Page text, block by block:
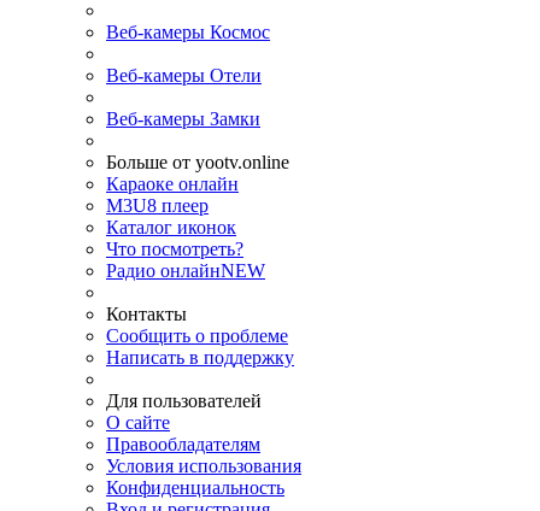
Веб-камеры Космос
Веб-камеры Отели
Веб-камеры Замки
Больше от yootv.online
Караоке онлайн
M3U8 плеер
Каталог иконок
Что посмотреть?
Радио онлайнNEW
Контакты
Сообщить о проблеме
Написать в поддержку
Для пользователей
О сайте
Правообладателям
Условия использования
Конфиденциальность